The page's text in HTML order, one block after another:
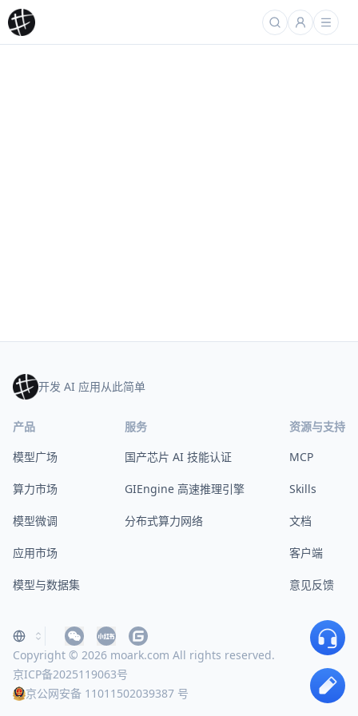
开发 AI 应用从此简单
产品
模型广场
算力市场
模型微调
应用市场
模型与数据集
服务
国产芯片 AI 技能认证
GIEngine 高速推理引擎
分布式算力网络
资源与支持
MCP
Skills
文档
客户端
意见反馈
Copyright © 2026 moark.com All rights reserved.
京ICP备2025119063号
京公网安备 11011502039387 号